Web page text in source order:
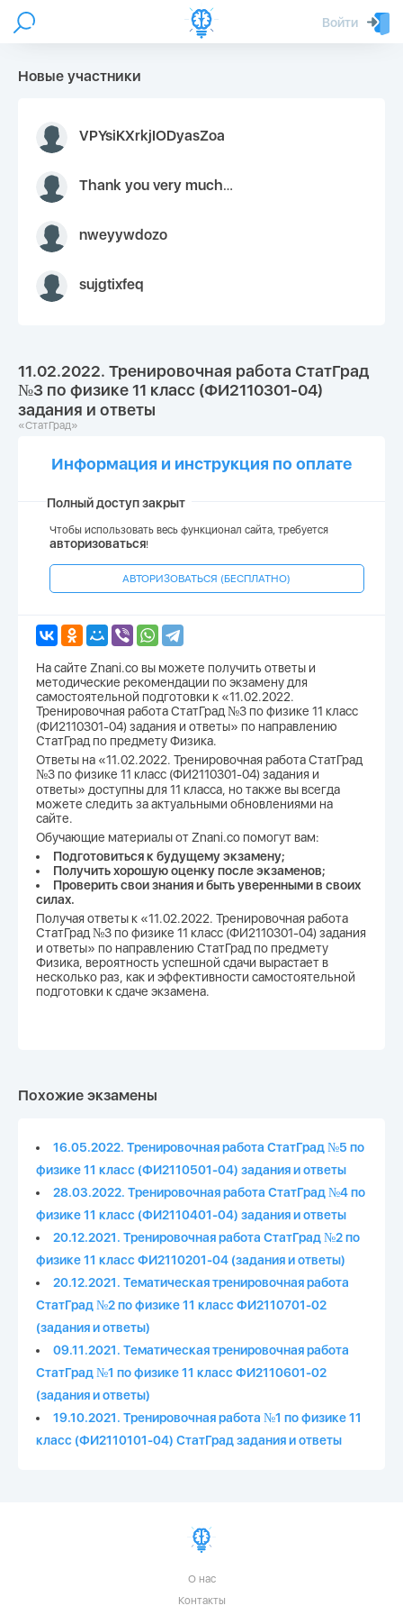
Войти
Новые участники
VPYsiKXrkjIODyasZoa
Thank you very much for your inquiry We appreciate you 9126052 https://youtube.com faceapple !
nweyywdozo
sujgtixfeq
11.02.2022. Тренировочная работа СтатГрад
№3 по физике 11 класс (ФИ2110301-04)
задания и ответы
«СтатГрад»
Информация и инструкция по оплате
Полный доступ закрыт
Чтобы использовать весь функционал сайта, требуется
авторизоваться!
АВТОРИЗОВАТЬСЯ (БЕСПЛАТНО)
На сайте Znani.co вы можете получить ответы и
методические рекомендации по экзамену для
самостоятельной подготовки к «11.02.2022.
Тренировочная работа СтатГрад №3 по физике 11 класс
(ФИ2110301-04) задания и ответы» по направлению
СтатГрад по предмету Физика.
Ответы на «11.02.2022. Тренировочная работа СтатГрад
№3 по физике 11 класс (ФИ2110301-04) задания и
ответы» доступны для 11 класса, но также вы всегда
можете следить за актуальными обновлениями на
сайте.
Обучающие материалы от Znani.co помогут вам:
Подготовиться к будущему экзамену;
Получить хорошую оценку после экзаменов;
Проверить свои знания и быть уверенными в своих
силах.
Получая ответы к «11.02.2022. Тренировочная работа
СтатГрад №3 по физике 11 класс (ФИ2110301-04) задания
и ответы» по направлению СтатГрад по предмету
Физика, вероятность успешной сдачи вырастает в
несколько раз, как и эффективности самостоятельной
подготовки к сдаче экзамена.
Похожие экзамены
16.05.2022. Тренировочная работа СтатГрад №5 по
физике 11 класс (ФИ2110501-04) задания и ответы
28.03.2022. Тренировочная работа СтатГрад №4 по
физике 11 класс (ФИ2110401-04) задания и ответы
20.12.2021. Тренировочная работа СтатГрад №2 по
физике 11 класс ФИ2110201-04 (задания и ответы)
20.12.2021. Тематическая тренировочная работа
СтатГрад №2 по физике 11 класс ФИ2110701-02
(задания и ответы)
09.11.2021. Тематическая тренировочная работа
СтатГрад №1 по физике 11 класс ФИ2110601-02
(задания и ответы)
19.10.2021. Тренировочная работа №1 по физике 11
класс (ФИ2110101-04) СтатГрад задания и ответы
О нас
Контакты